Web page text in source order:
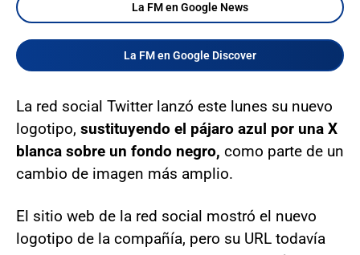
La FM en Google News
La FM en Google Discover
La red social Twitter lanzó este lunes su nuevo
logotipo, sustituyendo el pájaro azul por una X
blanca sobre un fondo negro, como parte de un
cambio de imagen más amplio.
El sitio web de la red social mostró el nuevo
logotipo de la compañía, pero su URL todavía